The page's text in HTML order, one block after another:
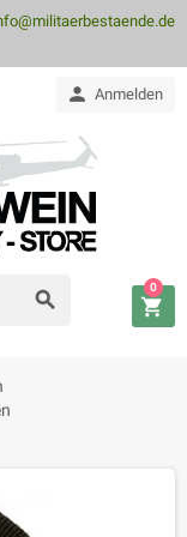
 Anmelden
 
0